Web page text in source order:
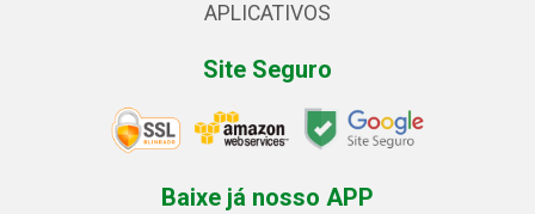
APLICATIVOS
Site Seguro
Baixe já nosso APP